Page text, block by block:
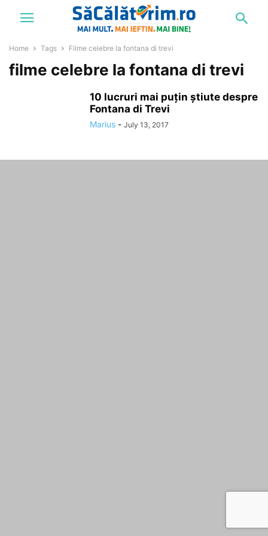
Home Tags Filme celebre la fontana di trevi
filme celebre la fontana di trevi
10 lucruri mai puțin știute despre
Fontana di Trevi
Marius - July 13, 2017